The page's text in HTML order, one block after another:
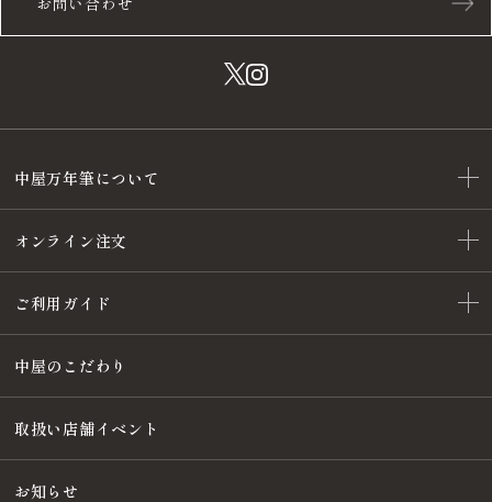
中屋万年筆について
オンライン注文
ご利用ガイド
中屋のこだわり
取扱い店舗イベント
お知らせ